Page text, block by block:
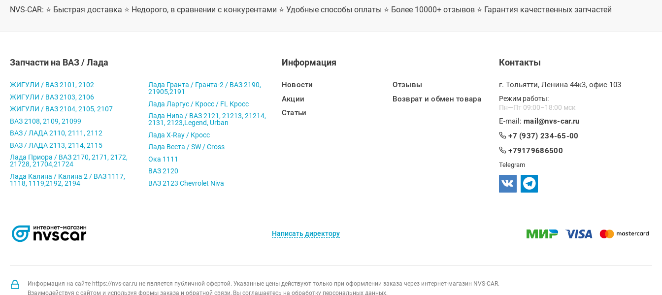
NVS-CAR: ⭐ Быстрая доставка ⭐ Недорого, в сравнении с конкурентами ⭐ Удобные способы оплаты ⭐ Более 10000+ отзывов ⭐ Гарантия качественных запчастей
Запчасти на ВАЗ / Лада
ЖИГУЛИ / ВАЗ 2101, 2102
ЖИГУЛИ / ВАЗ 2103, 2106
ЖИГУЛИ / ВАЗ 2104, 2105, 2107
ВАЗ 2108, 2109, 21099
ВАЗ / ЛАДА 2110, 2111, 2112
ВАЗ / ЛАДА 2113, 2114, 2115
Лада Приора / ВАЗ 2170, 2171, 2172,
21728, 21704,21724
Лада Калина / Калина 2 / ВАЗ 1117,
1118, 1119,2192, 2194
Лада Гранта / Гранта-2 / ВАЗ 2190,
21905,2191
Лада Ларгус / Кросс / FL Кросс
Лада Нива / ВАЗ 2121, 21213, 21214,
2131, 2123,Legend, Urban
Лада X-Ray / Кросс
Лада Веста / SW / Cross
Ока 1111
ВАЗ 2120
ВАЗ 2123 Chevrolet Niva
Информация
Новости
Акции
Статьи
Отзывы
Возврат и обмен товара
Контакты
г. Тольятти, Ленина 44к3, офис 103
Режим работы:
Пн—Пт 09:00–18:00 мск
E-mail: mail@nvs-car.ru
+7 (937) 234-65-00
+79179686500
Telegram
Написать директору
Информация на сайте https://nvs-car.ru не является публичной офертой. Указанные цены действуют только при оформлении заказа через интернет-магазин NVS-CAR.
Взаимодействуя с сайтом и используя формы заказа и обратной связи, Вы соглашаетесь на обработку персональных данных.